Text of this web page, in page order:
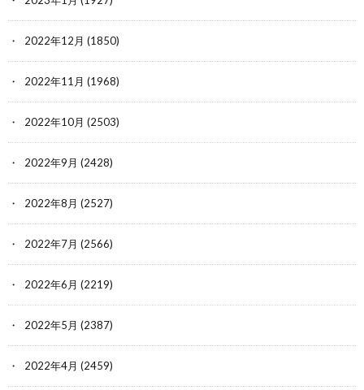
2022年12月 (1850)
2022年11月 (1968)
2022年10月 (2503)
2022年9月 (2428)
2022年8月 (2527)
2022年7月 (2566)
2022年6月 (2219)
2022年5月 (2387)
2022年4月 (2459)